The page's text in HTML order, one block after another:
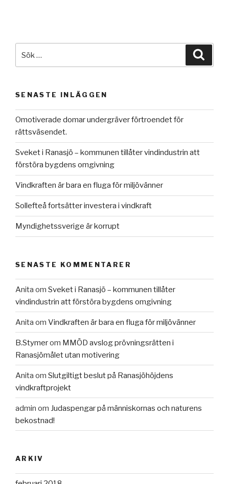
efter:
SENASTE INLÄGGEN
Omotiverade domar undergräver förtroendet för
rättsväsendet.
Sveket i Ranasjö – kommunen tillåter vindindustrin att
förstöra bygdens omgivning
Vindkraften är bara en fluga för miljövänner
Sollefteå fortsätter investera i vindkraft
Myndighetssverige är korrupt
SENASTE KOMMENTARER
Anita om Sveket i Ranasjö – kommunen tillåter
vindindustrin att förstöra bygdens omgivning
Anita om Vindkraften är bara en fluga för miljövänner
B.Stymerom MMÖD avslog prövningsrätten i
Ranasjömålet utan motivering
Anita om Slutgiltigt beslut på Ranasjöhöjdens
vindkraftprojekt
admin om Judaspengar på människornas och naturens
bekostnad!
ARKIV